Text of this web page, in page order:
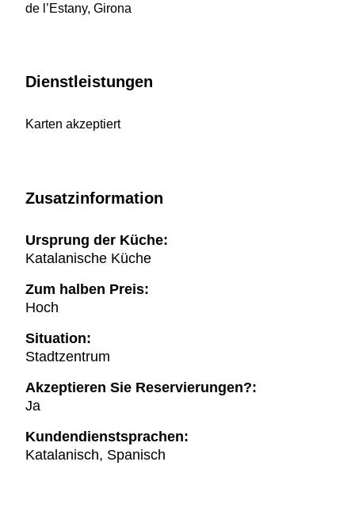
de l’Estany, Girona
Dienstleistungen
Karten akzeptiert
Zusatzinformation
Ursprung der Küche:
Katalanische Küche
Zum halben Preis:
Hoch
Situation:
Stadtzentrum
Akzeptieren Sie Reservierungen?:
Ja
Kundendienstsprachen:
Katalanisch, Spanisch